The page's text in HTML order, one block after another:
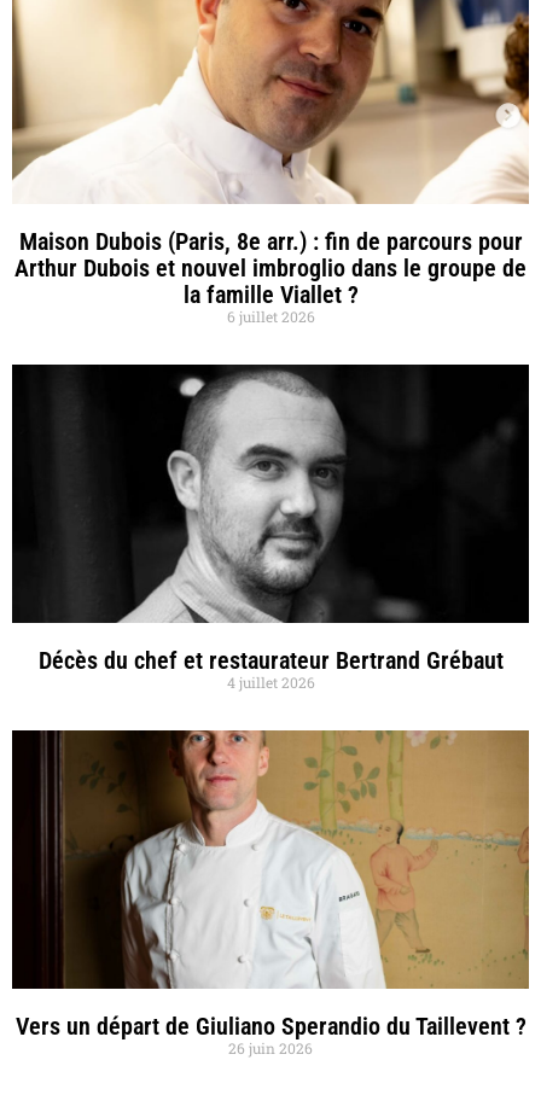
Maison Dubois (Paris, 8e arr.) : fin de parcours pour
Arthur Dubois et nouvel imbroglio dans le groupe de
la famille Viallet ?
6 juillet 2026
Décès du chef et restaurateur Bertrand Grébaut
4 juillet 2026
Vers un départ de Giuliano Sperandio du Taillevent ?
26 juin 2026